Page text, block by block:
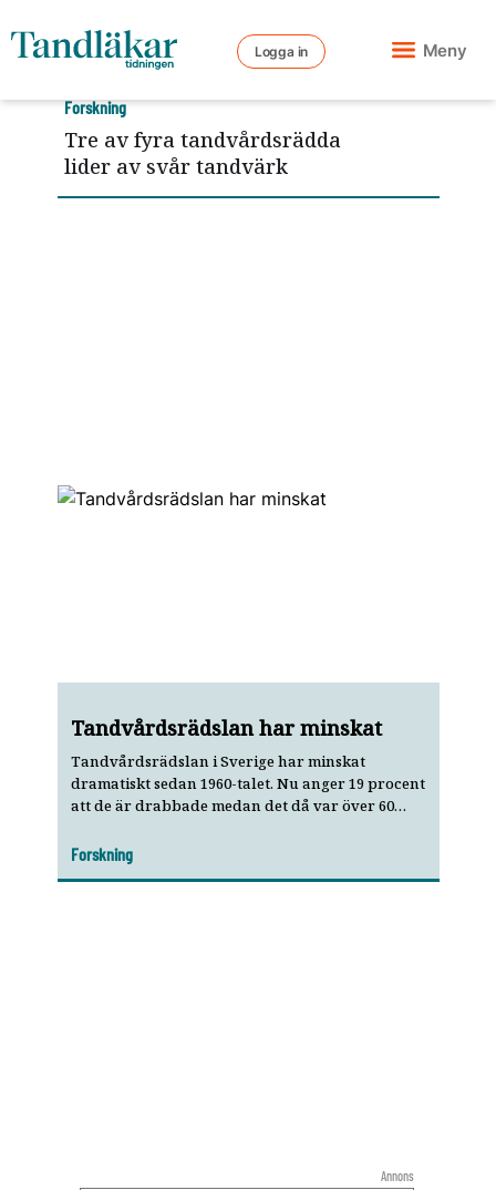
Logga in Meny
Tandvårdsrädslan har minskat
Tandvårdsrädslan i Sverige har minskat
dramatiskt sedan 1960-talet. Nu anger 19 procent
att de är drabbade medan det då var över 60
problem, visar en ny svensk avhandling.
Forskning
Tre av fyra tandvårdsrädda
lider av svår tandvärk
Forskning
Annons